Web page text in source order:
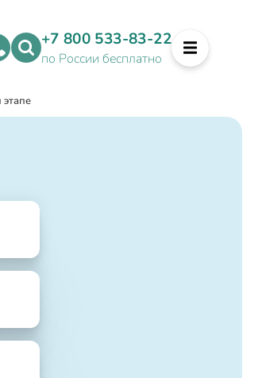
+7 800 533-83-22
по России бесплатно